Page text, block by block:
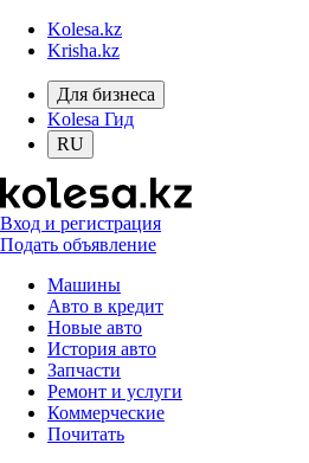
Kolesa.kz
Krisha.kz
Для бизнеса
Kolesa Гид
RU
Вход и регистрация
Подать объявление
Машины
Авто в кредит
Новые авто
История авто
Запчасти
Ремонт и услуги
Коммерческие
Почитать